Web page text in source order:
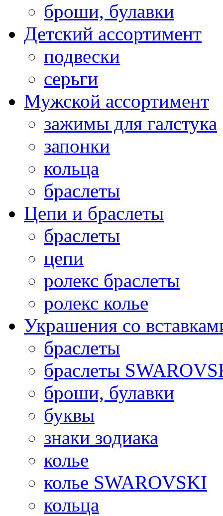
броши, булавки
Детский ассортимент
подвески
серьги
Мужской ассортимент
зажимы для галстука
запонки
кольца
браслеты
Цепи и браслеты
браслеты
цепи
ролекс браслеты
ролекс колье
Украшения со
браслеты
браслеты
броши, булавки
буквы
знаки зодиака
колье
колье SWAROVSKI
кольца